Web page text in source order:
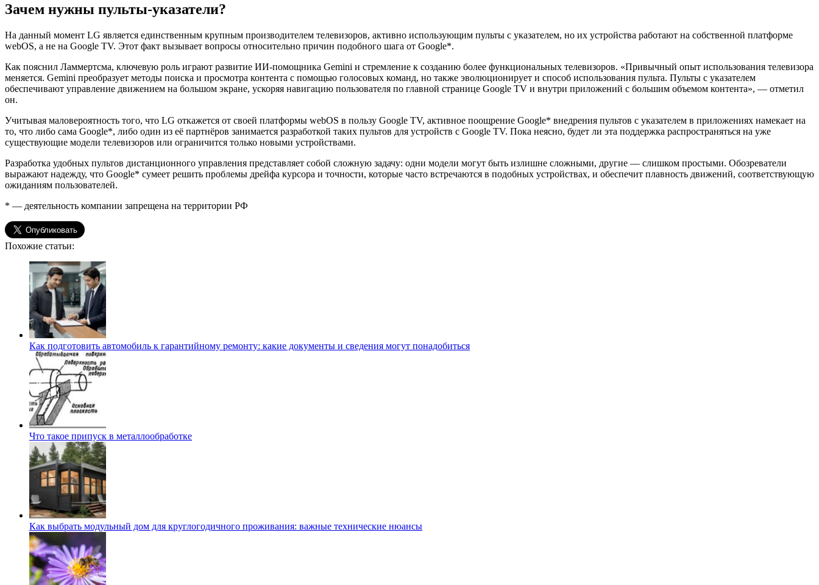
Зачем нужны пульты-указатели?
На данный момент LG является единственным крупным производителем телевизоров, активно использующим пульты с указателем, но их устройства работают на собственной платформе
webOS, а не на Google TV. Этот факт вызывает вопросы относительно причин подобного шага от Google*.
Как пояснил Ламмертсма, ключевую роль играют развитие ИИ-помощника Gemini и стремление к созданию более функциональных телевизоров. «Привычный опыт использования телевизора
меняется. Gemini преобразует методы поиска и просмотра контента с помощью голосовых команд, но также эволюционирует и способ использования пульта. Пульты с указателем
обеспечивают управление движением на большом экране, ускоряя навигацию пользователя по главной странице Google TV и внутри приложений с большим объемом контента», — отметил
он.
Учитывая маловероятность того, что LG откажется от своей платформы webOS в пользу Google TV, активное поощрение Google* внедрения пультов с указателем в приложениях намекает на
то, что либо сама Google*, либо один из её партнёров занимается разработкой таких пультов для устройств с Google TV. Пока неясно, будет ли эта поддержка распространяться на уже
существующие модели телевизоров или ограничится только новыми устройствами.
Разработка удобных пультов дистанционного управления представляет собой сложную задачу: одни модели могут быть излишне сложными, другие — слишком простыми. Обозреватели
выражают надежду, что Google* сумеет решить проблемы дрейфа курсора и точности, которые часто встречаются в подобных устройствах, и обеспечит плавность движений, соответствующую
ожиданиям пользователей.
* — деятельность компании запрещена на территории РФ
Похожие статьи:
Как подготовить автомобиль к гарантийному ремонту: какие документы и сведения могут понадобиться
Что такое припуск в металлообработке
Как выбрать модульный дом для круглогодичного проживания: важные технические нюансы